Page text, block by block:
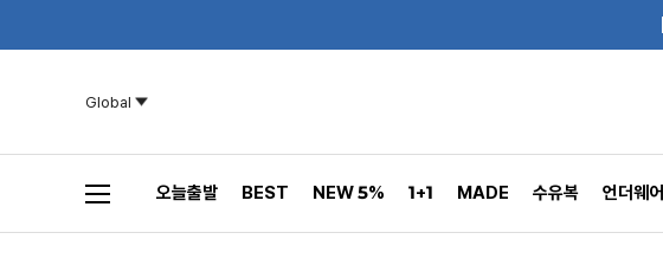
Global
오늘출발 BEST NEW 5% 1+1 MADE 수유복 언더웨어